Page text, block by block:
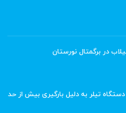
در برگمتال نورستان
تیلر به دلیل بارگیری بیش از حد